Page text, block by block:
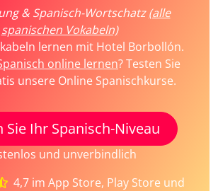
& Spanisch-Wortschatz(alle
spanischen Vokabeln)
lernen mit Hotel Borbollón.
online lernen? Testen Sie
unsere Online Spanischkurse.
Sie Ihr Spanisch-Niveau
und unverbindlich
4,7 im App Store, Play Store und